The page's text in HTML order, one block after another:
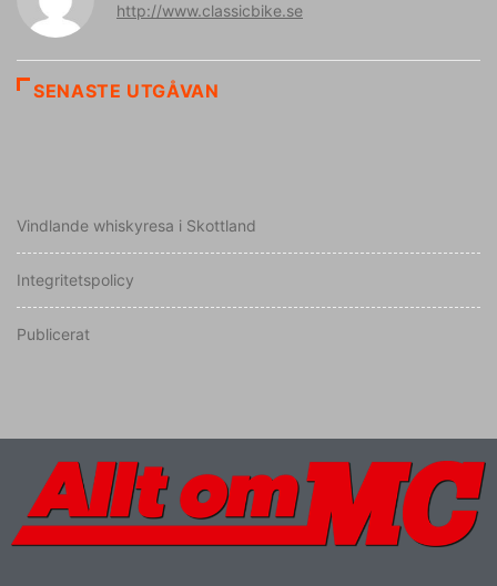
http://www.classicbike.se
SENASTE UTGÅVAN
Vindlande whiskyresa i Skottland
Integritetspolicy
Publicerat